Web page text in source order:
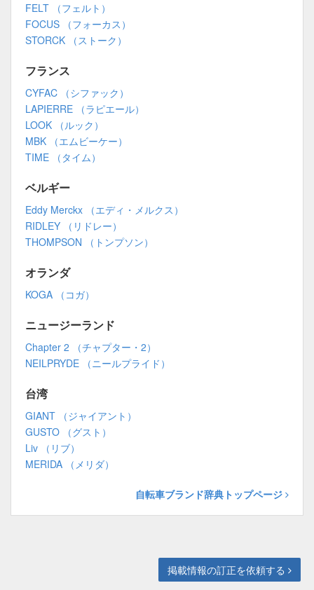
FELT （フェルト）
FOCUS （フォーカス）
STORCK （ストーク）
フランス
CYFAC （シファック）
LAPIERRE （ラピエール）
LOOK （ルック）
MBK （エムビーケー）
TIME （タイム）
ベルギー
Eddy Merckx （エディ・メルクス）
RIDLEY （リドレー）
THOMPSON （トンプソン）
オランダ
KOGA （コガ）
ニュージーランド
Chapter 2 （チャプター・2）
NEILPRYDE （ニールプライド）
台湾
GIANT （ジャイアント）
GUSTO （グスト）
Liv （リブ）
MERIDA （メリダ）
自転車ブランド辞典トップページ
掲載情報の訂正を依頼する